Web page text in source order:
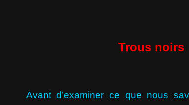
Trous noirs
Avant d’examiner ce que nous